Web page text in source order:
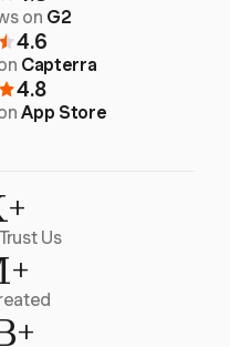
on G2
4.6
Capterra
4.8
App Store
Us